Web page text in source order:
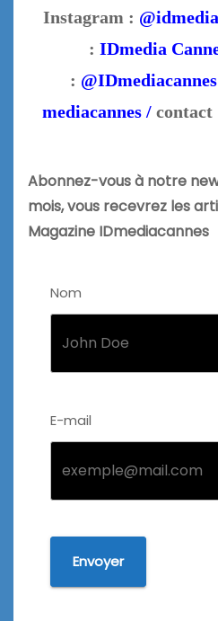
Instagram :
: IDmedia
: @IDmediacannes
mediacannes / contact
Abonnez-vous à notre
mois, vous recevrez les
Magazine IDmediacannes
Nom
E-mail
Envoyer